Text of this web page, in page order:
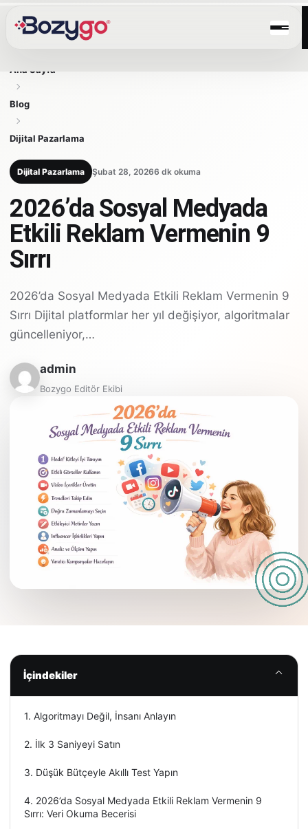
Ana Sayfa
Blog
Dijital Pazarlama
Dijital Pazarlama Şubat 28, 20266 dk okuma
2026’da Sosyal Medyada
Etkili Reklam Vermenin 9
Sırrı
2026’da Sosyal Medyada Etkili Reklam Vermenin 9
Sırrı Dijital platformlar her yıl değişiyor, algoritmalar
güncelleniyor,…
admin
Bozygo Editör Ekibi
İçindekiler
1. Algoritmayı Değil, İnsanı Anlayın
2. İlk 3 Saniyeyi Satın
3. Düşük Bütçeyle Akıllı Test Yapın
4. 2026’da Sosyal Medyada Etkili Reklam Vermenin 9
Sırrı: Veri Okuma Becerisi